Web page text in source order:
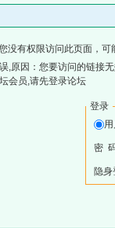
没有权限访问此页面，可
,原因：您要访问的链接
会员,请先登录论坛
登录
密
隐身